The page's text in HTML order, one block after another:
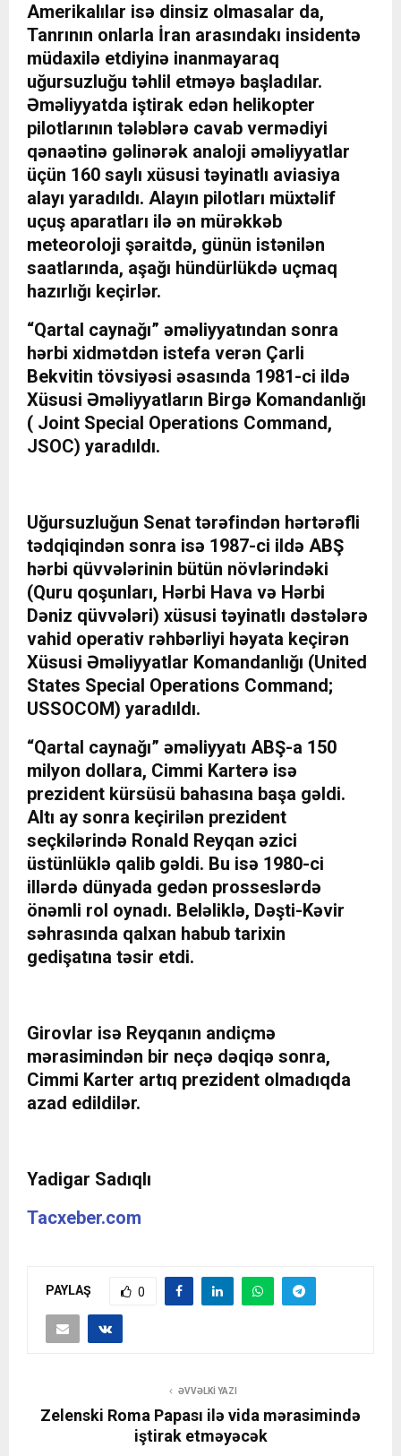
Amerikalılar isə dinsiz olmasalar da,
Tanrının onlarla İran arasındakı insidentə
müdaxilə etdiyinə inanmayaraq
uğursuzluğu təhlil etməyə başladılar.
Əməliyyatda iştirak edən helikopter
pilotlarının tələblərə cavab vermədiyi
qənaətinə gəlinərək analoji əməliyyatlar
üçün 160 saylı xüsusi təyinatlı aviasiya
alayı yaradıldı. Alayın pilotları müxtəlif
uçuş aparatları ilə ən mürəkkəb
meteoroloji şəraitdə, günün istənilən
saatlarında, aşağı hündürlükdə uçmaq
hazırlığı keçirlər.
“Qartal caynağı” əməliyyatından sonra
hərbi xidmətdən istefa verən Çarli
Bekvitin tövsiyəsi əsasında 1981-ci ildə
Xüsusi Əməliyyatların Birgə Komandanlığı
( Joint Special Operations Command,
JSOC) yaradıldı.
Uğursuzluğun Senat tərəfindən hərtərəfli
tədqiqindən sonra isə 1987-ci ildə ABŞ
hərbi qüvvələrinin bütün növlərindəki
(Quru qoşunları, Hərbi Hava və Hərbi
Dəniz qüvvələri) xüsusi təyinatlı dəstələrə
vahid operativ rəhbərliyi həyata keçirən
Xüsusi Əməliyyatlar Komandanlığı (United
States Special Operations Command;
USSOCOM) yaradıldı.
“Qartal caynağı” əməliyyatı ABŞ-a 150
milyon dollara, Cimmi Karterə isə
prezident kürsüsü bahasına başa gəldi.
Altı ay sonra keçirilən prezident
seçkilərində Ronald Reyqan əzici
üstünlüklə qalib gəldi. Bu isə 1980-ci
illərdə dünyada gedən prosseslərdə
önəmli rol oynadı. Beləliklə, Dəşti-Kəvir
səhrasında qalxan habub tarixin
gedişatına təsir etdi.
Girovlar isə Reyqanın andiçmə
mərasimindən bir neçə dəqiqə sonra,
Cimmi Karter artıq prezident olmadıqda
azad edildilər.
Yadigar Sadıqlı
Tacxeber.com
PAYLAŞ 0
ƏVVƏLKI YAZI
Zelenski Roma Papası ilə vida mərasimində
iştirak etməyəcək